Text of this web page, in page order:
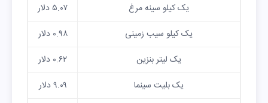
یک کیلو سینه مرغ
۵.۰۷ دلار
یک کیلو سیب زمینی
۰.۹۸ دلار
یک لیتر بنزین
۰.۶۲ دلار
یک بلیت سینما
۹.۰۹ دلار